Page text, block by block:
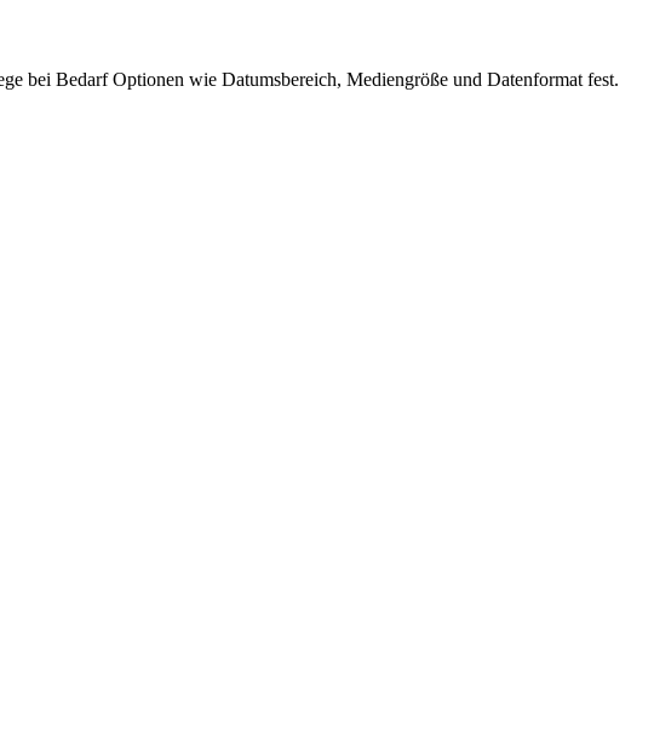
bei Bedarf Optionen wie Datumsbereich, Mediengröße und Datenformat fest.